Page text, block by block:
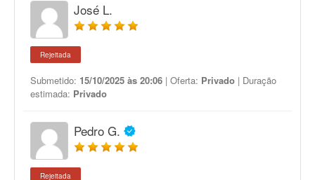
José L.
Rejeitada
Submetido: 15/10/2025 às 20:06 | Oferta: Privado | Duração
estimada: Privado
Pedro G.
Rejeitada